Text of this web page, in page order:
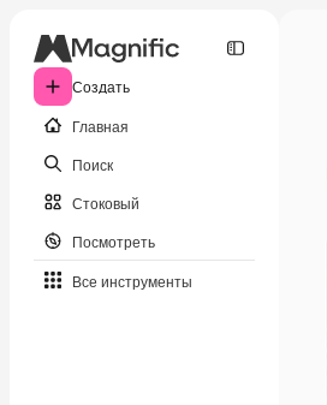
Создать
Главная
Поиск
Стоковый
Посмотреть
Все инструменты